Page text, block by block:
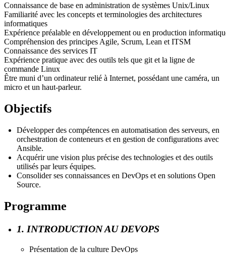
Connaissance de base en administration de systèmes Unix/Linux
Familiarité avec les concepts et terminologies des architectures
informatiques
Expérience préalable en développement ou en production
Compréhension des principes Agile, Scrum, Lean et ITSM
Connaissance des services IT
Expérience pratique avec des outils tels que git et la ligne de
commande Linux
Être muni d’un ordinateur relié à Internet, possédant une caméra, un
micro et un haut-parleur.
Objectifs
Développer des compétences en automatisation des serveurs, en
orchestration de conteneurs et en gestion de configurations avec
Ansible.
Acquérir une vision plus précise des technologies et des outils
utilisés par leurs équipes.
Consolider ses connaissances en DevOps et en solutions Open
Source.
Programme
1. INTRODUCTION AU DEVOPS
Présentation de la culture DevOps